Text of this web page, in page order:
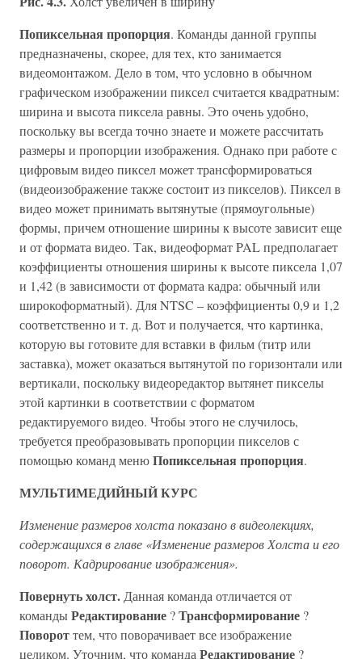
Попиксельная пропорция. Команды данной группы
предназначены, скорее, для тех, кто занимается
видеомонтажом. Дело в том, что условно в обычном
графическом изображении пиксел считается квадратным:
ширина и высота пиксела равны. Это очень удобно,
поскольку вы всегда точно знаете и можете рассчитать
размеры и пропорции изображения. Однако при работе с
цифровым видео пиксел может трансформироваться
(видеоизображение также состоит из пикселов). Пиксел в
видео может принимать вытянутые (прямоугольные)
формы, причем отношение ширины к высоте зависит еще
и от формата видео. Так, видеоформат PAL предполагает
коэффициенты отношения ширины к высоте пиксела 1,07
и 1,42 (в зависимости от формата кадра: обычный или
широкоформатный). Для NTSC – коэффициенты 0,9 и 1,2
соответственно и т. д. Вот и получается, что картинка,
которую вы готовите для вставки в фильм (титр или
заставка), может оказаться вытянутой по горизонтали или
вертикали, поскольку видеоредактор вытянет пикселы
этой картинки в соответствии с форматом
редактируемого видео. Чтобы этого не случилось,
требуется преобразовывать пропорции пикселов с
помощью команд менюПопиксельная пропорция.
МУЛЬТИМЕДИЙНЫЙ КУРС
Изменение размеров холста показано в видеолекциях,
содержащихся в главе «Изменение размеров Холста и его
поворот. Кадрирование изображения».
Повернуть холст.Данная команда отличается от
командыРедактирование ?Трансформирование ?
Повороттем, что поворачивает все изображение
целиком. Уточним, что командаРедактирование ?